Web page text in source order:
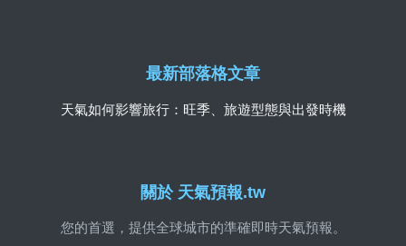
關於 天氣預報.tw
您的首選，提供全球城市的準確即時天氣預報。
最新部落格文章
天氣如何影響旅行：旺季、旅遊型態與出發時機